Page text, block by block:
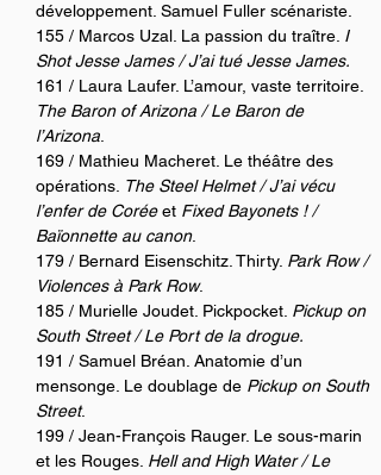
développement. Samuel Fuller scénariste.
155 / Marcos Uzal. La passion du traître. I
Shot Jesse James / J’ai tué Jesse James.
161 / Laura Laufer. L’amour, vaste territoire.
The Baron of Arizona / Le Baron de
l’Arizona.
169 / Mathieu Macheret. Le théâtre des
opérations. The Steel Helmet / J’ai vécu
l’enfer de Corée et Fixed Bayonets ! /
Baïonnette au canon.
179 / Bernard Eisenschitz. Thirty. Park Row /
Violences à Park Row.
185 / Murielle Joudet. Pickpocket. Pickup on
South Street / Le Port de la drogue.
191 / Samuel Bréan. Anatomie d’un
mensonge. Le doublage de Pickup on South
Street.
199 / Jean-François Rauger. Le sous-marin
et les Rouges. Hell and High Water / Le